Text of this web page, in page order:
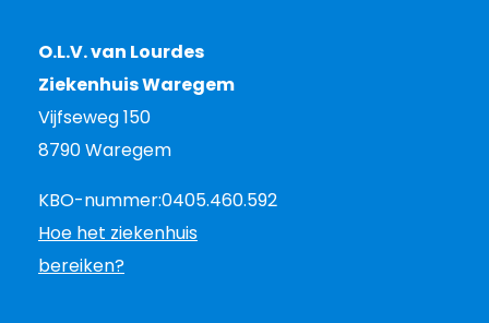
O.L.V. van Lourdes
Ziekenhuis Waregem
Vijfseweg 150
8790 Waregem
KBO-nummer:0405.460.592
Hoe het ziekenhuis
bereiken?